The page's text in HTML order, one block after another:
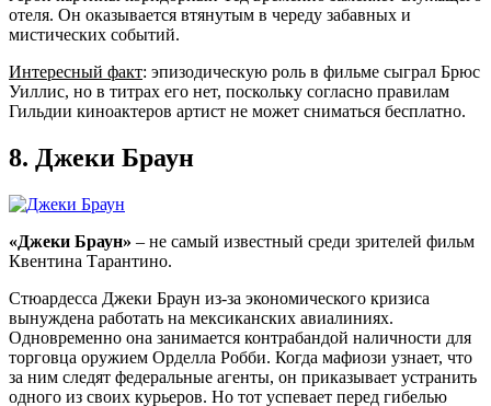
отеля. Он оказывается втянутым в череду забавных и
мистических событий.
Интересный факт: эпизодическую роль в фильме сыграл Брюс
Уиллис, но в титрах его нет, поскольку согласно правилам
Гильдии киноактеров артист не может сниматься бесплатно.
8. Джеки Браун
«Джеки Браун» – не самый известный среди зрителей фильм
Квентина Тарантино.
Стюардесса Джеки Браун из-за экономического кризиса
вынуждена работать на мексиканских авиалиниях.
Одновременно она занимается контрабандой наличности для
торговца оружием Орделла Робби. Когда мафиози узнает, что
за ним следят федеральные агенты, он приказывает устранить
одного из своих курьеров. Но тот успевает перед гибелью